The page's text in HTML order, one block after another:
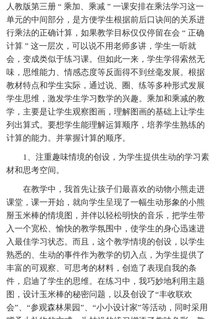
人教版第三册 “ 乘加、乘减 ” 一课安排在乘法学习这一
单元的中间部分，是方便学生根据前后口诀间的关系进
行乘法的正确计算，如果教学目标仅仅停留在会 “ 正确
计算 ” 这一层次，可以说不用老师多讲，学生一听就
会，变成类似于练习课。但如此一来，学生学得索然无
味，思维能力、情感态度等反面得不到丝毫发展。根据
教材特点和学生实际，通过说、圈、练等多种形式发展
学生思维，激发学生学习数学的兴趣。乘加和乘减的教
学，主要是让学生观察图画，理解图画的基础上让学生
列出算式。要想学生能理解运算顺序，培养学生熟练的
计算的能力。并掌握计算的顺序。
1、注重趣味情境的创设，为学生提供生动的学习素
材和思考空间。
在教学中，我首先让孩子们最喜欢的动物小熊走进
课堂，课一开始，就向学生呈现了一幅生动形象的小熊
掰玉米棒的情境图，并伴以轻松明快的音乐，把学生带
入一个宽松、愉快的教学氛围中，使学生的身心迅速进
入最佳学习状态。而且，这个教学情境的创设，以学生
熟悉的、生动的事件作为教学的切入点，为学生提供了
丰富的可观察、可思考的材料，创造了表现自我的条
件，启迪了学生的思维。在练习中，我巧妙地利用主题
图，设计玉米棒的秘密问题，以及创设了“丰收联欢
会”、“参观森林果园”、“小小设计家”等活动，同时采用